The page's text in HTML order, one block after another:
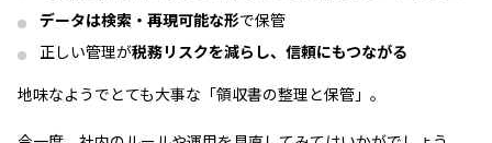
データは検索・再現可能な形で保管
正しい管理が税務リスクを減らし、信頼にもつながる
地味なようでとても大事な「領収書の整理と保管」。